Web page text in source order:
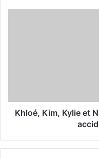
Khloé, Kim, Kylie et